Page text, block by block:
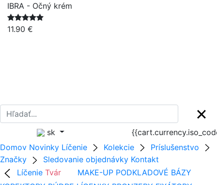
IBRA - Očný krém
11.90 €
sk
Domov Novinky Líčenie Kolekcie
Príslušenstvo
Značky
Sledovanie objednávky Kontakt
Líčenie Tvár MAKE-UP PODKLADOVÉ BÁZY